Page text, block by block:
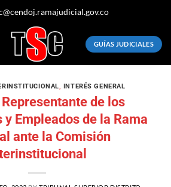
GUÍAS JUDICIALES
, INTERÉS GENERAL
de los
Empleados de la Rama
ante la Comisión